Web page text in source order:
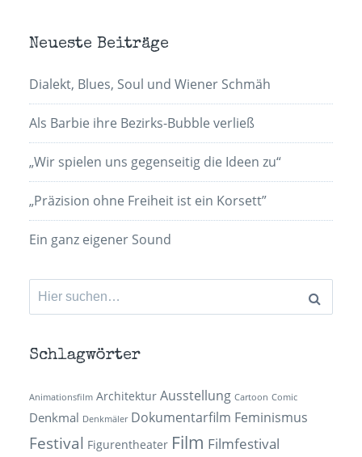
Neueste Beiträge
Dialekt, Blues, Soul und Wiener Schmäh
Als Barbie ihre Bezirks-Bubble verließ
„Wir spielen uns gegenseitig die Ideen zu“
„Präzision ohne Freiheit ist ein Korsett”
Ein ganz eigener Sound
Suchen
nach:
Schlagwörter
Animationsfilm Architektur Ausstellung Cartoon Comic
Denkmal Denkmäler Dokumentarfilm Feminismus
Festival Figurentheater Film Filmfestival